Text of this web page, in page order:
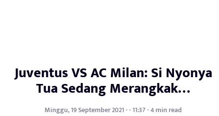
Juventus VS AC Milan: Si Nyonya
Tua Sedang Merangkak…
Minggu, 19 September 2021 - - 11:37 - 4 min read